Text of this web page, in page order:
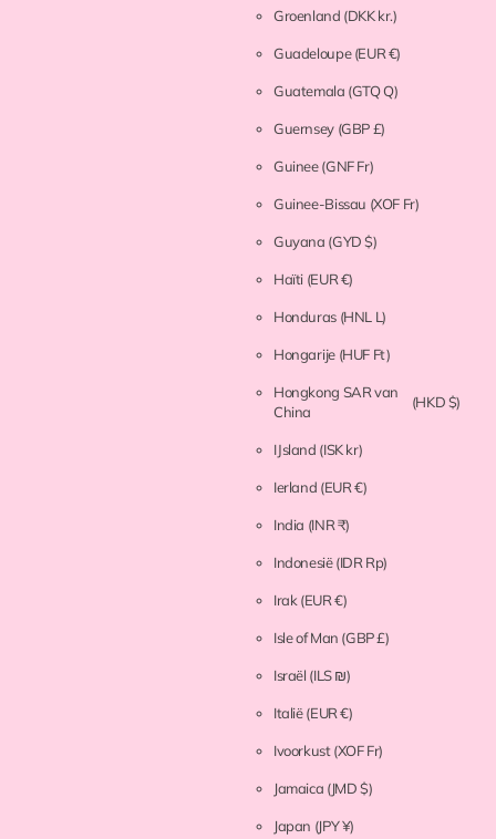
Groenland (DKK kr.)
Guadeloupe(EUR €)
Guatemala (GTQ Q)
Guernsey (GBP £)
Guinee(GNF Fr)
Guinee-Bissau (XOF Fr)
Guyana (GYD $)
Haïti (EUR €)
Honduras (HNL L)
Hongarije (HUF Ft)
Hongkong SAR van
China
(HKD $)
IJsland (ISK kr)
Ierland (EUR €)
India (INR ₹)
Indonesië(IDR Rp)
Irak (EUR €)
Isle of Man (GBP £)
Israël (ILS ₪)
Italië(EUR €)
Ivoorkust(XOF Fr)
Jamaica (JMD $)
Japan (JPY ¥)